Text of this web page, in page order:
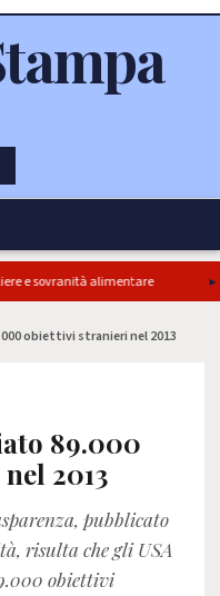
e sovranità alimentare
obiettivi stranieri nel 2013
89.000
2013
pubblicato
risulta che gli USA
obiettivi